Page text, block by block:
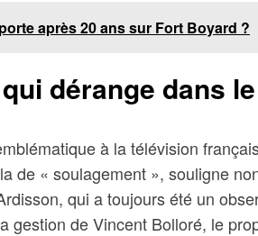
après 20 ans sur Fort Boyard ?
dérange dans
à la télévision
de « soulagement », souligne
qui a toujours été un
de Vincent Bolloré, le